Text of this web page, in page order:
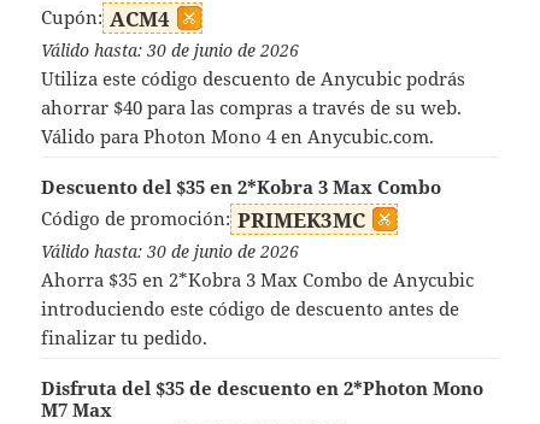
Cupón: ACM4
Válido hasta: 30 de junio de 2026
Utiliza este código descuento de Anycubic podrás
ahorrar $40 para las compras a través de su web.
Válido para Photon Mono 4 en Anycubic.com.
Descuento del $35 en 2*Kobra 3 Max Combo
Código de promoción: PRIMEK3MC
Válido hasta: 30 de junio de 2026
Ahorra $35 en 2*Kobra 3 Max Combo de Anycubic
introduciendo este código de descuento antes de
finalizar tu pedido.
Disfruta del $35 de descuento en 2*Photon Mono
M7 Max